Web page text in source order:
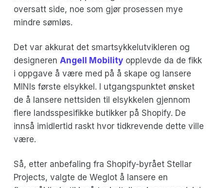
oversatt side, noe som gjør prosessen mye
mindre sømløs.
Det var akkurat det smartsykkelutvikleren og
designeren Angell Mobility opplevde da de fikk
i oppgave å være med på å skape og lansere
MINIs første elsykkel. I utgangspunktet ønsket
de å lansere nettsiden til elsykkelen gjennom
flere landsspesifikke butikker på Shopify. De
innså imidlertid raskt hvor tidkrevende dette ville
være.
Så, etter anbefaling fra Shopify-byrået Stellar
Projects, valgte de Weglot å lansere en